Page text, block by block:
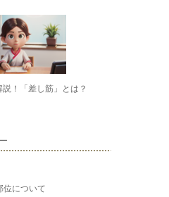
！「差し筋」とは？
位について